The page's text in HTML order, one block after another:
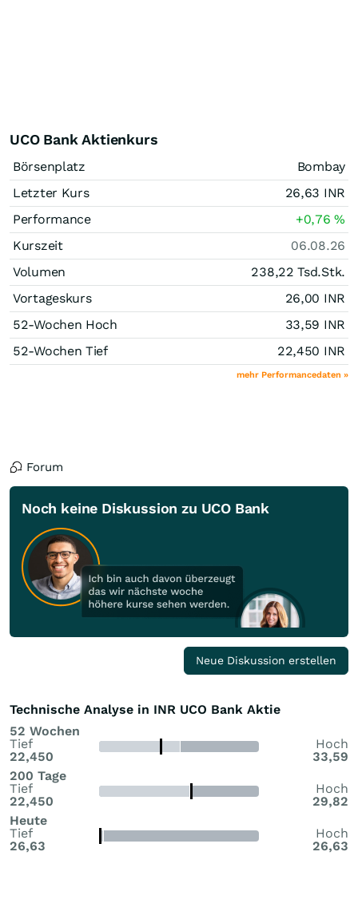
UCO Bank Aktienkurs
Börsenplatz
Bombay
Letzter Kurs
26,63 INR
Performance
+0,76%
Kurszeit
06.08.26
Volumen
238,22 Tsd.Stk.
Vortageskurs
26,00 INR
52-Wochen Hoch
33,59 INR
52-Wochen Tief
22,450 INR
mehr Performancedaten »
Forum
Noch keine Diskussion zu UCO Bank
Neue Diskussion erstellen
Technische Analyse in INR UCO Bank Aktie
52 Wochen
Tief
22,450
Hoch
33,59
200 Tage
Tief
22,450
Hoch
29,82
Heute
Tief
26,63
Hoch
26,63